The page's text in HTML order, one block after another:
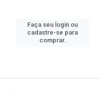
Faça seu login ou
cadastre-se para
comprar.